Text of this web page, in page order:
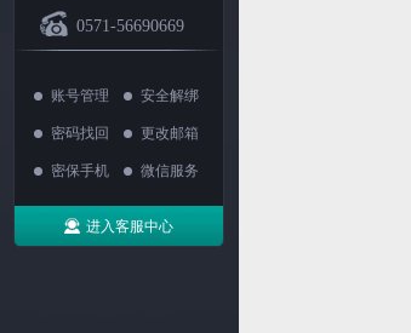
0571-56690669
账号管理 安全解绑
密码找回 更改邮箱
密保手机 微信服务
进入客服中心